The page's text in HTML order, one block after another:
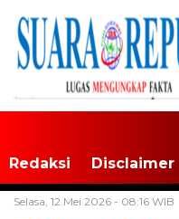
Redaksi Disclaimer
Selasa, 12 Mei 2026 - 08:16 WIB